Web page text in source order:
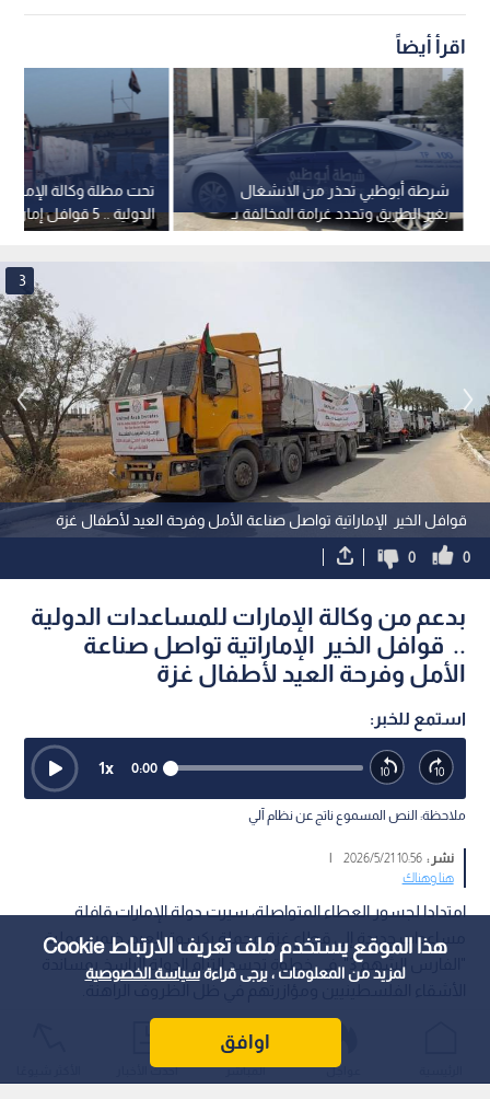
هذا الموقع يستخدم ملف تعريف الارتباط Cookie
لمزيد من المعلومات ، يرجى قراءةسياسة الخصوصية
اوافق
اقرأ أيضاً
تحت مظلة وكالة
الدولية .. 5 قوافل
شرطة أبوظبي تحذر من الانشغال
بغير الطريق وتحدد غرامة المخالفة بـ
800 درهم
قوافل الخير الإماراتية تواصل صناعة الأمل وفرحة العيد لأطفال غزة
3
0
0
بدعم من وكالة الإمارات للمساعدات الدولية
.. قوافل الخير الإماراتية تواصل صناعة
الأمل وفرحة العيد لأطفال غزة
استمع للخبر:
0:00
1x
ملاحظة: النص المسموع ناتج عن نظام آلي
نشر :10:56 2026/5/21
|
هنا وهناك
امتدادا لجسور العطاء المتواصلة، سيرت دولة الإمارات قافلة
مساعدات جديدة إلى قطاع غزة محملة بكسوة العيد، ضمن عملية
"الفارس الشهم 3"، في خطوة تجسد التزام الدولة الراسخ بمساندة
عواجل المباشر أحدث الأخبار